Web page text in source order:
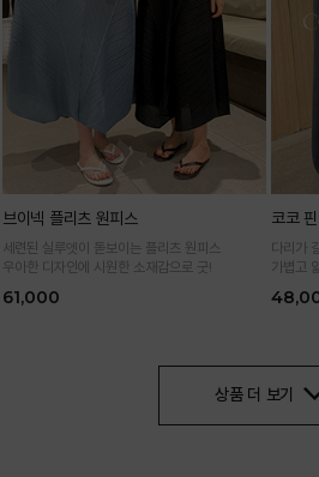
브이넥 플리츠 원피스
세련된 실루엣이 돋보이는 플리츠 원피스
우아한 디자인에 시원한 소재감으로 굿!
61,000
코코
다리가
가볍고
상품 더 보기